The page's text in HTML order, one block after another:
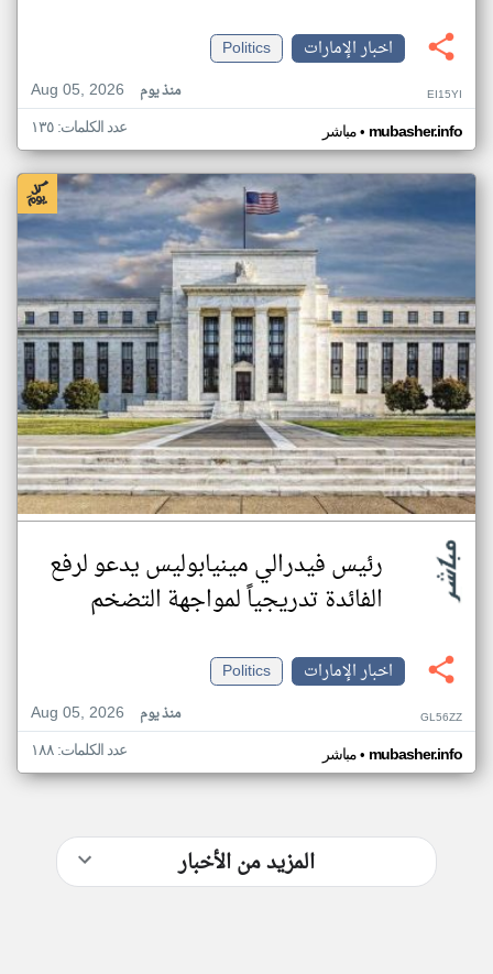
اخبار الإمارات
Politics
Aug 05, 2026
منذ يوم EI15YI
مباشر• mubasher.info عدد الكلمات: ١٣٥
رئيس فيدرالي مينيابوليس يدعو لرفع
الفائدة تدريجياً لمواجهة التضخم
اخبار الإمارات
Politics
Aug 05, 2026
منذ يوم GL56ZZ
مباشر• mubasher.info عدد الكلمات: ١٨٨
المزيد من الأخبار